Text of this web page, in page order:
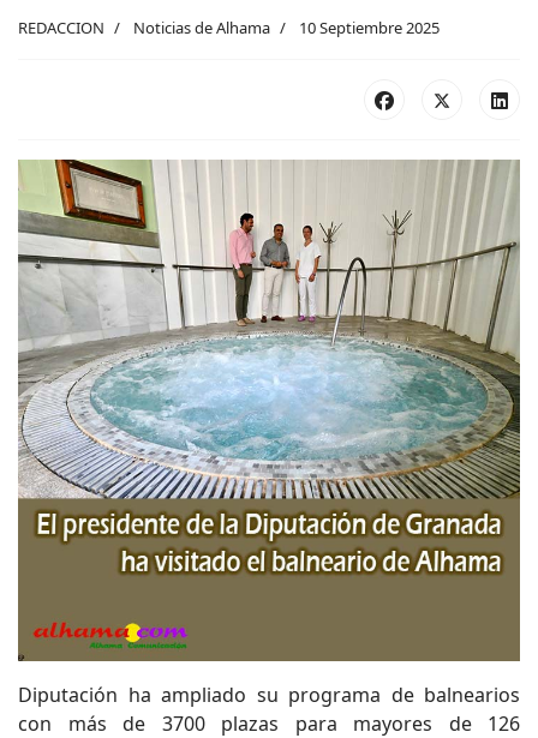
REDACCION Noticias de Alhama 10 Septiembre 2025
Diputación ha ampliado su programa de balnearios
con más de 3700 plazas para mayores de 126